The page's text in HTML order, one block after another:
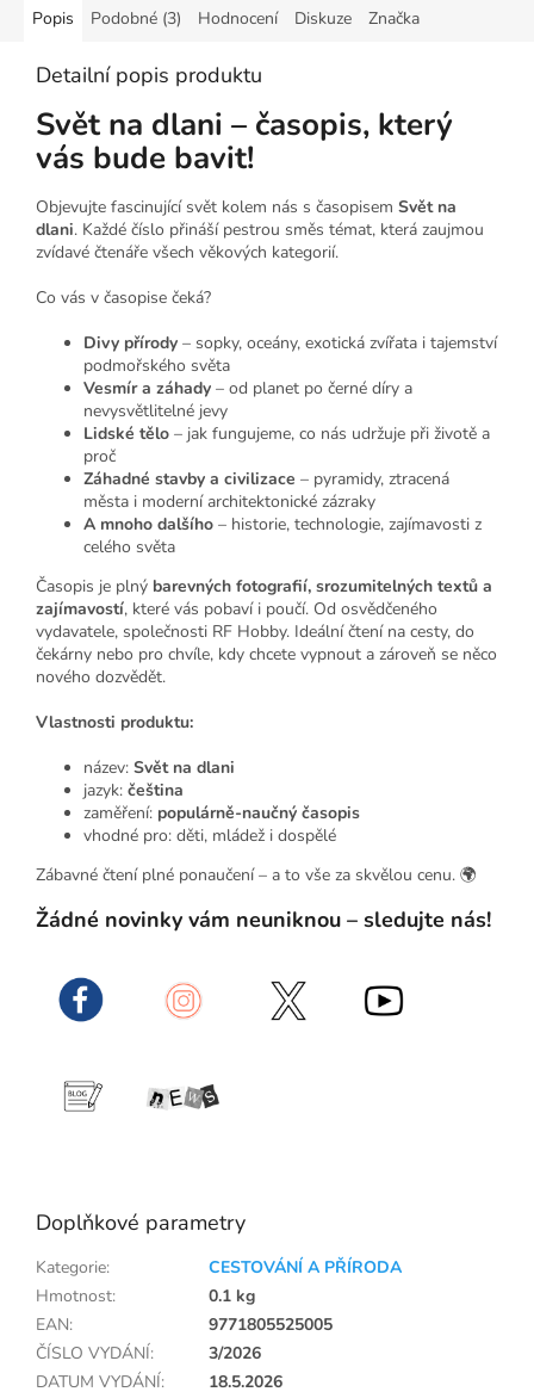
Popis Podobné (3) Hodnocení Diskuze Značka
Detailní popis produktu
Svět na dlani – časopis, který
vás bude bavit!
Objevujte fascinující svět kolem nás s časopisem Svět na
dlani. Každé číslo přináší pestrou směs témat, která zaujmou
zvídavé čtenáře všech věkových kategorií.
Co vás v časopise čeká?
Divy přírody – sopky, oceány, exotická zvířata i tajemství
podmořského světa
Vesmír a záhady – od planet po černé díry a
nevysvětlitelné jevy
Lidské tělo – jak fungujeme, co nás udržuje při životě a
proč
Záhadné stavby a civilizace – pyramidy, ztracená
města i moderní architektonické zázraky
A mnoho dalšího – historie, technologie, zajímavosti z
celého světa
Časopis je plný barevných fotografií, srozumitelných textů a
zajímavostí, které vás pobaví i poučí. Od osvědčeného
vydavatele, společnosti RF Hobby. Ideální čtení na cesty, do
čekárny nebo pro chvíle, kdy chcete vypnout a zároveň se něco
nového dozvědět.
Vlastnosti produktu:
název: Svět na dlani
jazyk: čeština
zaměření: populárně-naučný časopis
vhodné pro: děti, mládež i dospělé
Zábavné čtení plné ponaučení – a to vše za skvělou cenu. 🌍
Žádné novinky vám neuniknou – sledujte nás!
Doplňkové parametry
Kategorie:
CESTOVÁNÍ A PŘÍRODA
Hmotnost:
0.1 kg
EAN:
9771805525005
ČÍSLO VYDÁNÍ:
3/2026
DATUM VYDÁNÍ:
18.5.2026